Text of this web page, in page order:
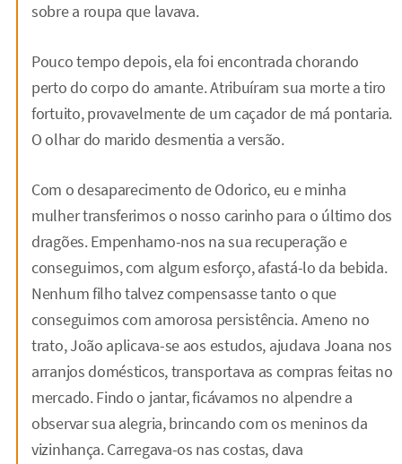
sobre a roupa que lavava.
Pouco tempo depois, ela foi encontrada chorando
perto do corpo do amante. Atribuíram sua morte a tiro
fortuito, provavelmente de um caçador de má pontaria.
O olhar do marido desmentia a versão.
Com o desaparecimento de Odorico, eu e minha
mulher transferimos o nosso carinho para o último dos
dragões. Empenhamo-nos na sua recuperação e
conseguimos, com algum esforço, afastá-lo da bebida.
Nenhum filho talvez compensasse tanto o que
conseguimos com amorosa persistência. Ameno no
trato, João aplicava-se aos estudos, ajudava Joana nos
arranjos domésticos, transportava as compras feitas no
mercado. Findo o jantar, ficávamos no alpendre a
observar sua alegria, brincando com os meninos da
vizinhança. Carregava-os nas costas, dava